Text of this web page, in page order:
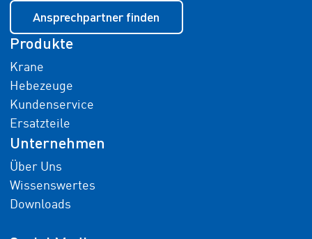
Ansprechpartner finden
Produkte
Krane
Hebezeuge
Kundenservice
Ersatzteile
Unternehmen
Über Uns
Wissenswertes
Downloads